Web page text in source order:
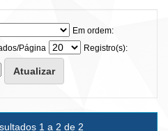
Em ordem:
Página
Registro(s):
1 a 2 de 2